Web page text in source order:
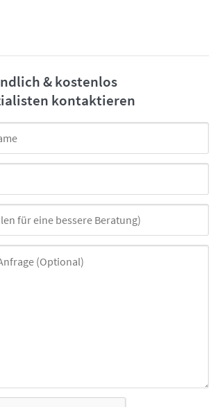
& kostenlos
kontaktieren